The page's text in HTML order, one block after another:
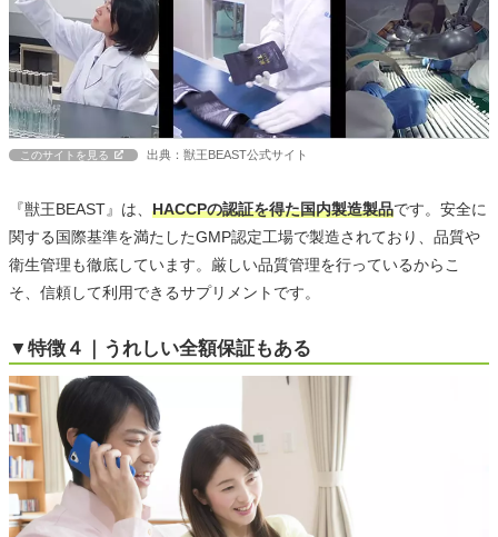
このサイトを見る 出典：獣王BEAST公式サイト
『獣王BEAST』は、 HACCPの認証を得た国内製造製品です。安全に
関する国際基準を満たしたGMP認定工場で製造されており、品質や
衛生管理も徹底しています。厳しい品質管理を行っているからこ
そ、信頼して利用できるサプリメントです。
▼特徴４｜うれしい全額保証もある